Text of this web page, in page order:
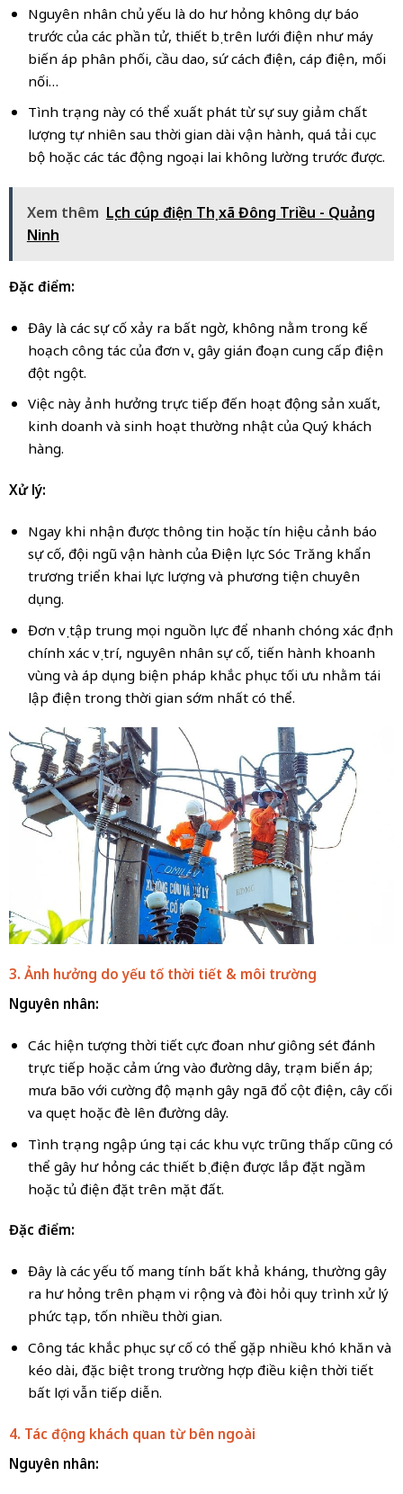
Nguyên nhân chủ yếu là do hư hỏng không dự báo
trước của các phần tử, thiết bị trên lưới điện như máy
biến áp phân phối, cầu dao, sứ cách điện, cáp điện, mối
nối…
Tình trạng này có thể xuất phát từ sự suy giảm chất
lượng tự nhiên sau thời gian dài vận hành, quá tải cục
bộ hoặc các tác động ngoại lai không lường trước được.
Xem thêm Lịch cúp điện Thị xã Đông Triều - Quảng
Ninh
Đặc điểm:
Đây là các sự cố xảy ra bất ngờ, không nằm trong kế
hoạch công tác của đơn vị, gây gián đoạn cung cấp điện
đột ngột.
Việc này ảnh hưởng trực tiếp đến hoạt động sản xuất,
kinh doanh và sinh hoạt thường nhật của Quý khách
hàng.
Xử lý:
Ngay khi nhận được thông tin hoặc tín hiệu cảnh báo
sự cố, đội ngũ vận hành của Điện lực Sóc Trăng khẩn
trương triển khai lực lượng và phương tiện chuyên
dụng.
Đơn vị tập trung mọi nguồn lực để nhanh chóng xác định
chính xác vị trí, nguyên nhân sự cố, tiến hành khoanh
vùng và áp dụng biện pháp khắc phục tối ưu nhằm tái
lập điện trong thời gian sớm nhất có thể.
3. Ảnh hưởng do yếu tố thời tiết & môi trường
Nguyên nhân:
Các hiện tượng thời tiết cực đoan như giông sét đánh
trực tiếp hoặc cảm ứng vào đường dây, trạm biến áp;
mưa bão với cường độ mạnh gây ngã đổ cột điện, cây cối
va quẹt hoặc đè lên đường dây.
Tình trạng ngập úng tại các khu vực trũng thấp cũng có
thể gây hư hỏng các thiết bị điện được lắp đặt ngầm
hoặc tủ điện đặt trên mặt đất.
Đặc điểm:
Đây là các yếu tố mang tính bất khả kháng, thường gây
ra hư hỏng trên phạm vi rộng và đòi hỏi quy trình xử lý
phức tạp, tốn nhiều thời gian.
Công tác khắc phục sự cố có thể gặp nhiều khó khăn và
kéo dài, đặc biệt trong trường hợp điều kiện thời tiết
bất lợi vẫn tiếp diễn.
4. Tác động khách quan từ bên ngoài
Nguyên nhân: